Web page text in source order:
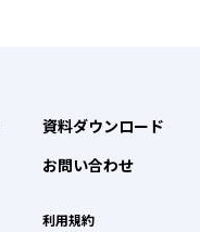
資料ダウンロード
お問い合わせ
利用規約